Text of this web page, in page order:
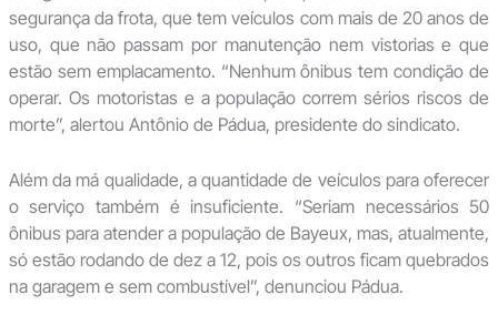
segurança da frota, que tem veículos com mais de 20 anos de
uso, que não passam por manutenção nem vistorias e que
estão sem emplacamento. “Nenhum ônibus tem condição de
operar. Os motoristas e a população correm sérios riscos de
morte”, alertou Antônio de Pádua, presidente do sindicato.
Além da má qualidade, a quantidade de veículos para oferecer
o serviço também é insuficiente. “Seriam necessários 50
ônibus para atender a população de Bayeux, mas, atualmente,
só estão rodando de dez a 12, pois os outros ficam quebrados
na garagem e sem combustível”, denunciou Pádua.